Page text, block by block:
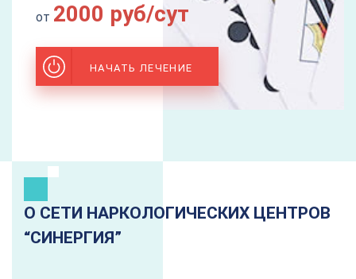
от 2000 руб/сут
НАЧАТЬ ЛЕЧЕНИЕ
О СЕТИ НАРКОЛОГИЧЕСКИХ ЦЕНТРОВ
“CИНЕРГИЯ”